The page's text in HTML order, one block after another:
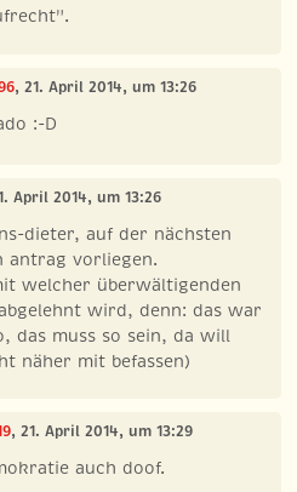
, 21. April 2014, um 13:26
:-D
April 2014, um 13:26
dieter, auf der nächsten
antrag vorliegen.
welcher überwältigenden
wird, denn: das war
das muss so sein, da will
näher mit befassen)
, 21. April 2014, um 13:29
auch doof.